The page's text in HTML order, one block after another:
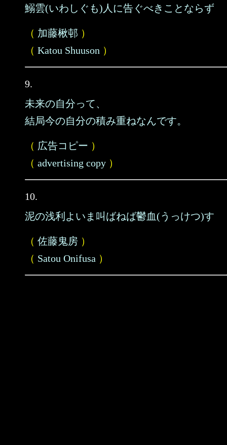
鰯雲(いわしぐも)人に告ぐべきことならず
（ 加藤楸邨 ）
（ Katou Shuuson ）
9.
未来の自分って、
結局今の自分の積み重ねなんです。
（ 広告コピー ）
（ advertising copy ）
10.
泥の浅利よいま叫ばねば鬱血(うっけつ)す
（ 佐藤鬼房 ）
（ Satou Onifusa ）